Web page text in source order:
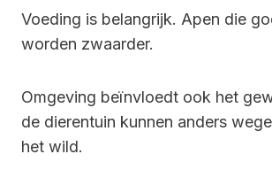
Voeding is belangrijk. Apen die
worden zwaarder.
Omgeving beïnvloedt ook het
de dierentuin kunnen anders
het wild.